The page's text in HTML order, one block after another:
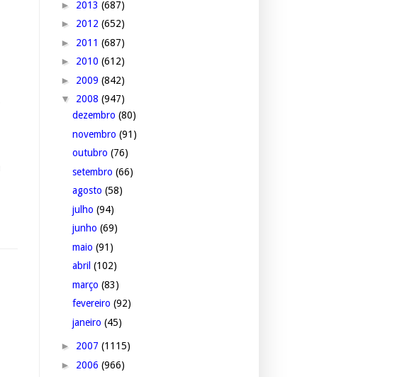
► 2013 (687)
► 2012 (652)
► 2011 (687)
► 2010 (612)
► 2009 (842)
▼ 2008 (947)
dezembro (80)
novembro (91)
outubro (76)
setembro (66)
agosto (58)
julho (94)
junho (69)
maio (91)
abril (102)
março (83)
fevereiro (92)
janeiro (45)
► 2007 (1115)
► 2006 (966)